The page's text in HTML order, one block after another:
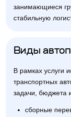
занимающиеся
стабильную
Виды
В рамках услуги
транспортных
задачи, бюджета
сборные